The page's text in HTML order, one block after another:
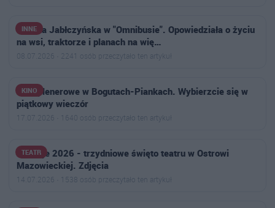
INNE
Joanna Jabłczyńska w "Omnibusie". Opowiedziała o życiu
na wsi, traktorze i planach na wię…
08.07.2026 · 2241 osób przeczytało ten artykuł
KINO
Kino plenerowe w Bogutach-Piankach. Wybierzcie się w
piątkowy wieczór
17.07.2026 · 1640 osób przeczytało ten artykuł
TEATR
Dionizje 2026 - trzydniowe święto teatru w Ostrowi
Mazowieckiej. Zdjęcia
14.07.2026 · 1538 osób przeczytało ten artykuł